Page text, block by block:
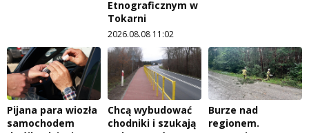
Etnograficznym w
Tokarni
2026.08.08 11:02
Pijana para wiozła
samochodem
Chcą wybudować
chodniki i szukają
Burze nad
regionem.